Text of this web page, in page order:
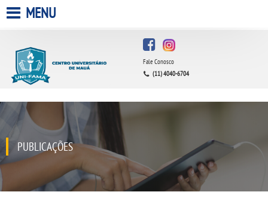
A FACULDADE
QUEM SOMOS
ESTÁGIOS
MENU
Fale Conosco
(11) 4040-6704
PUBLICAÇÕES